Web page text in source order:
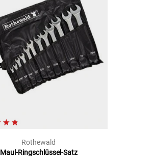
Rothewald
Maul-Ringschlüssel-Satz